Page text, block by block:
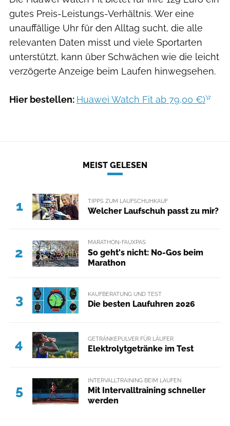
gutes Preis-Leistungs-Verhältnis. Wer eine
unauffällige Uhr für den Alltag sucht, die alle
relevanten Daten misst und viele Sportarten
unterstützt, kann über Schwächen wie die leicht
verzögerte Anzeige beim Laufen hinwegsehen.
Hier bestellen: Huawei Watch Fit ab 79,00 €)
MEIST GELESEN
1 TIPPS ZUM LAUFSCHUHKAUF
Welcher Laufschuh passt zu mir?
2
MARATHON-FAUXPAS
So geht's nicht: No-Gos beim
Marathon
3 KAUFBERATUNG UND TEST
Die besten Laufuhren 2026
4 GETRÄNKEPULVER FÜR LÄUFER
Elektrolytgetränke im Test
5
INTERVALLTRAINING BEIM LAUFEN
Mit Intervalltraining schneller
werden